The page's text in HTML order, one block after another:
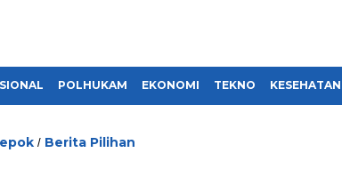
POLHUKAM EKONOMI TEKNO KESEHATAN
/ Berita Pilihan